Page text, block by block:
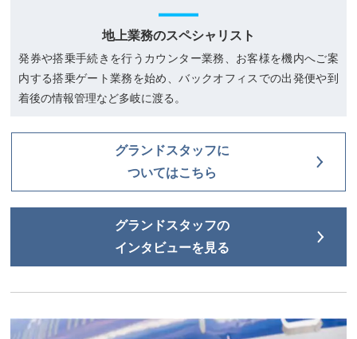
地上業務のスペシャリスト
発券や搭乗手続きを行うカウンター業務、お客様を機内へご案
内する搭乗ゲート業務を始め、バックオフィスでの出発便や到
着後の情報管理など多岐に渡る。
グランドスタッフに
ついてはこちら
グランドスタッフの
インタビューを見る